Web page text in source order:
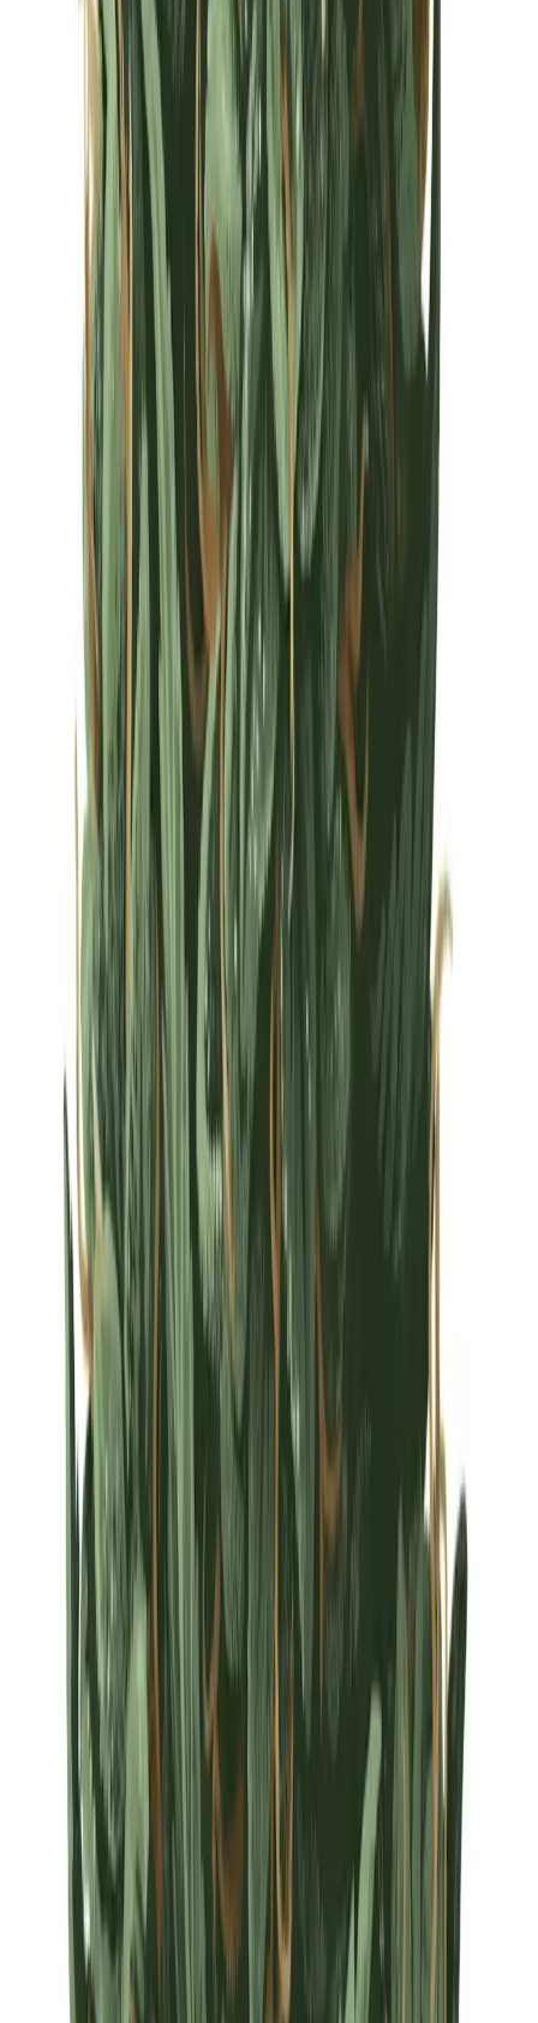
Strains
Sativa Strains Indica Strains Hybrid Strains
Standorte